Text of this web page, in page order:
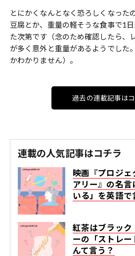
とにかくなんとなく恐ろしくなった
豆腐とか、重量の軽そうな食事で1
た次第です（念のため確認したら、
が多く意外と重量があるようでした
かわかりません）。
過去の連載記事は
連載の人気記事はコチラ
映画『プロジェ
アリー』の名言
いる」を英語で
紅茶はブラック
ーの「ストレー
んて言う？